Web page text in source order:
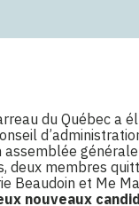
du Québec a
assemblée
deux membres
Beaudoin et Me
nouveaux